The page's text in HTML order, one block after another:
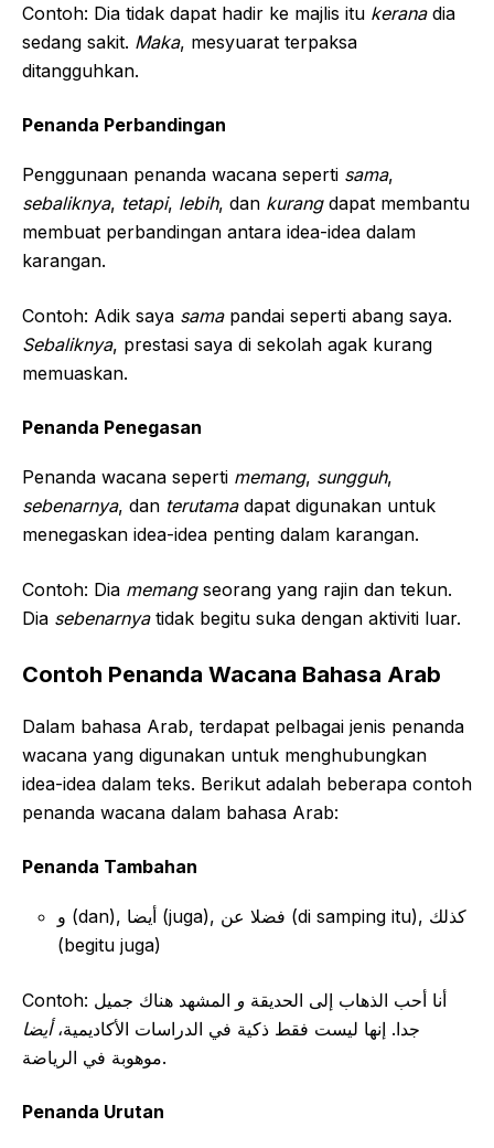
Contoh: Dia tidak dapat hadir ke majlis itu keranadia
sedang sakit. Maka, mesyuarat terpaksa
ditangguhkan.
Penanda Perbandingan
Penggunaan penanda wacana seperti sama,
sebaliknya, tetapi, lebih, dan kurangdapat membantu
membuat perbandingan antara idea-idea dalam
karangan.
Contoh: Adik saya samapandai seperti abang saya.
Sebaliknya, prestasi saya di sekolah agak kurang
memuaskan.
Penanda Penegasan
Penanda wacana seperti memang, sungguh,
sebenarnya, dan terutamadapat digunakan untuk
menegaskan idea-idea penting dalam karangan.
Contoh: Dia memangseorang yang rajin dan tekun.
Dia sebenarnyatidak begitu suka dengan aktiviti luar.
Contoh Penanda Wacana Bahasa Arab
Dalam bahasa Arab, terdapat pelbagai jenis penanda
wacana yang digunakan untuk menghubungkan
idea-idea dalam teks. Berikut adalah beberapa contoh
penanda wacana dalam bahasa Arab:
Penanda Tambahan
و (dan), أيضا (juga), فضلا عن (di samping itu), كذلك
(begitu juga)
Contoh: أنا أحب الذهاب إلى الحديقة و المشهد هناك جميل
جدا. إنها ليست فقط ذكية في الدراسات الأكاديمية،أيضا
موهوبة في الرياضة.
Penanda Urutan